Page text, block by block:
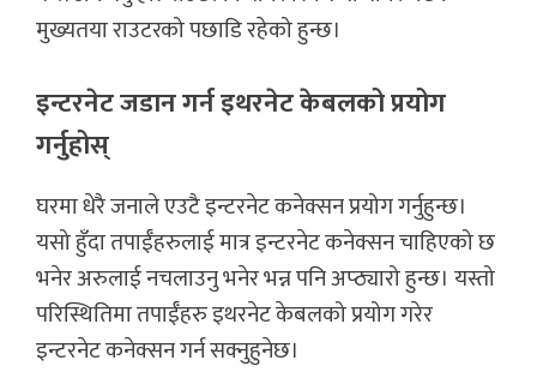
मुख्यतया राउटरको पछाडि रहेको हुन्छ।
इन्टरनेट जडान गर्न इथरनेट केबलको प्रयोग
गर्नुहोस्
घरमा धेरै जनाले एउटै इन्टरनेट कनेक्सन प्रयोग गर्नुहुन्छ।
यसो हुँदा तपाईँहरुलाई मात्र इन्टरनेट कनेक्सन चाहिएको छ
भनेर अरुलाई नचलाउनु भनेर भन्न पनि अप्ठ्यारो हुन्छ। यस्तो
परिस्थितिमा तपाईँहरु इथरनेट केबलको प्रयोग गरेर
इन्टरनेट कनेक्सन गर्न सक्नुहुनेछ।